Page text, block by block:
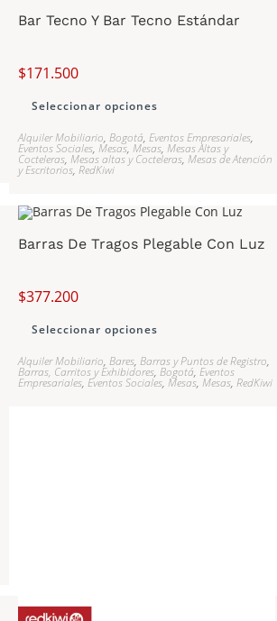
Bar Tecno Y Bar Tecno Estándar
$171.500
Seleccionar opciones
Alquiler Mobiliario, Bogotá, Eventos Empresariales,
Eventos Sociales, Mesas, Mesas, Mesas Altas y
Cocteleras, Mesas altas y Cocteleras, Mesas de Atención
y Escritorios, RedKiwi
Barras De Tragos Plegable Con Luz
$377.200
Seleccionar opciones
Alquiler Mobiliario, Bares, Barras y Puntos de Registro,
Barras, Carritos y Exhibidores, Bogotá, Eventos
Empresariales, Eventos Sociales, Mesas, Mesas, RedKiwi